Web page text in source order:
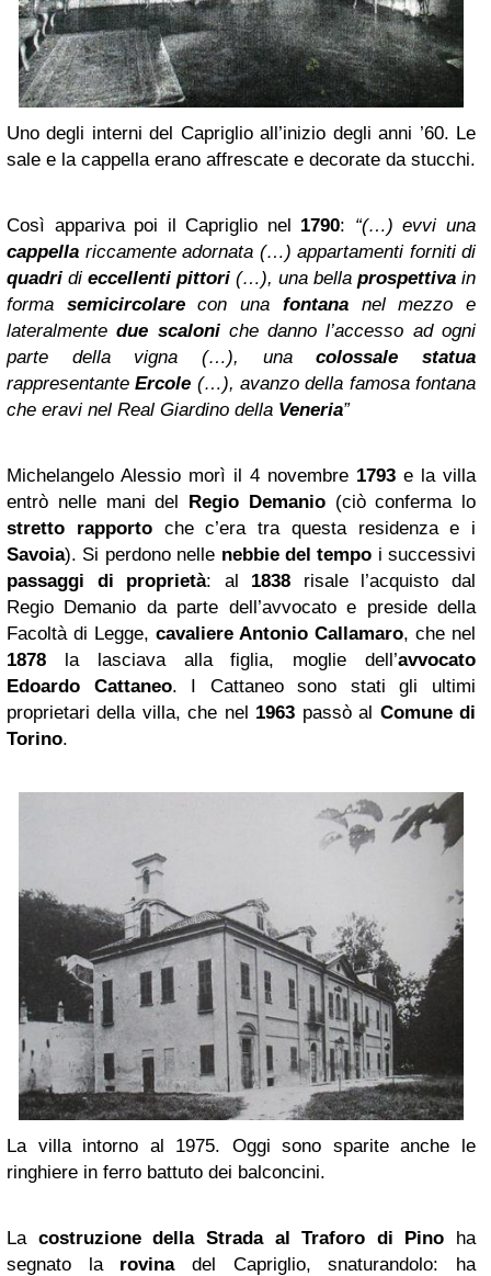
Uno degli interni del Capriglio all’inizio degli anni ’60. Le
sale e la cappella erano affrescate e decorate da stucchi.
Così appariva poi il Capriglio nel 1790: “(…) evvi una
cappella riccamente adornata (…) appartamenti forniti di
quadri di eccellenti pittori (…), una bella prospettiva in
forma semicircolarecon una fontananel mezzo e
lateralmentedue scaloniche danno l’accesso ad ogni
parte della vigna (…), unacolossale statua
rappresentanteErcole (…), avanzo della famosa fontana
che eravi nel Real Giardino della Veneria”
Michelangelo Alessio morì il 4 novembre 1793 e la villa
entrò nelle mani del
Regio Demanio(ciò conferma lo
stretto rapportoche c’era tra questa residenza e i
Savoia). Si perdono nelle nebbie del tempo i successivi
passaggi di proprietà: al 1838 risale l’acquisto dal
Regio Demanio da parte dell’avvocato e preside della
Facoltà di Legge, cavaliere Antonio Callamaro, che nel
1878 la lasciava alla figlia, moglie dell’avvocato
Edoardo Cattaneo. I Cattaneo sono stati gli ultimi
proprietari della villa, che nel 1963 passò al Comune di
Torino.
La villa intorno al 1975. Oggi sono sparite anche le
ringhiere in ferro battuto dei balconcini.
La costruzione della Strada al Traforo di Pino ha
segnato la rovinadel Capriglio, snaturandolo: ha